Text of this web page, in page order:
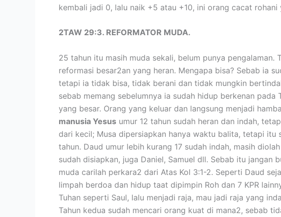
kembali jadi 0, lalu naik +5 atau +10, ini orang cacat rohani
2TAW 29:3. REFORMATOR MUDA.
25 tahun itu masih muda sekali, belum punya
reformasi besar2an yang heran. Mengapa bisa? Sebab ia
tetapi ia tidak bisa, tidak berani dan tidak mungkin
sebab memang sebelumnya ia sudah hidup berkenan
yang besar. Orang yang keluar dan langsung menjadi
manusia Yesus umur 12 tahun sudah heran dan indah,
dari kecil; Musa dipersiapkan hanya waktu balita, tetapi
tahun. Daud umur lebih kurang 17 sudah indah, masih
sudah disiapkan, juga Daniel, Samuel dll. Sebab itu
muda carilah perkara2 dari Atas Kol 3:1-2. Seperti Daud
limpah berdoa dan hidup taat dipimpin Roh dan 7 KPR
Tuhan seperti Saul, lalu menjadi raja, mau jadi raja yang
Tahun kedua sudah mencari orang kuat di mana2, sebab